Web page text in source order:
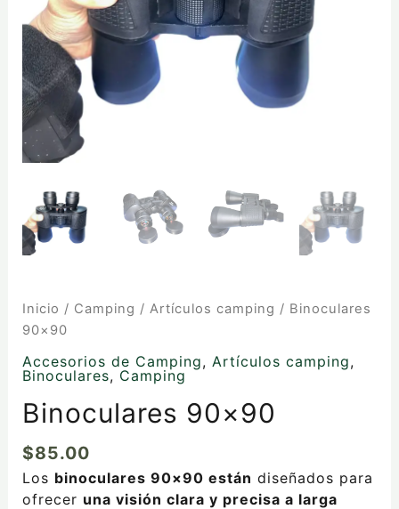
Inicio / Camping / Artículos camping / Binoculares
90×90
Accesorios de Camping, Artículos camping,
Binoculares, Camping
Binoculares 90×90
$85.00
Los binoculares 90×90 están diseñados para
ofrecer una visión clara y precisa a larga